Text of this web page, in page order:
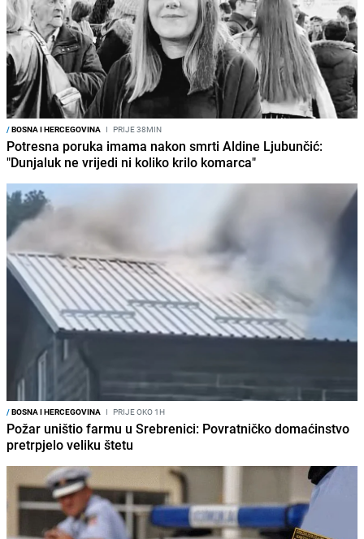
/BOSNA I HERCEGOVINA I PRIJE 38MIN
Potresna poruka imama nakon smrti Aldine Ljubunčić:
"Dunjaluk ne vrijedi ni koliko krilo komarca"
/BOSNA I HERCEGOVINA I PRIJE OKO 1H
Požar uništio farmu u Srebrenici: Povratničko domaćinstvo
pretrpjelo veliku štetu